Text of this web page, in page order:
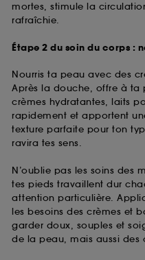
mortes, stimule la
rafraîchie.
Étape 2 du soin du corps :
Nourris ta peau avec des
Après la douche, offre à ta
crèmes hydratantes, laits
rapidement et apportent
texture parfaite pour ton
ravira tes sens.
N’oublie pas les soins des
tes pieds travaillent dur
attention particulière.
les besoins des crèmes et
garder doux, souples et
de la peau, mais aussi des